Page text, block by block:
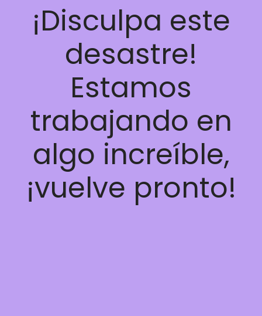
¡Disculpa este
desastre!
Estamos
trabajando en
algo increíble,
¡vuelve pronto!